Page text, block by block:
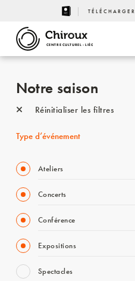
CENTRE CULTUREL - LIÈGE
Notre saison
Réinitialiser les filtres
Type d’événement
Ateliers
Concerts
Conférence
Expositions
Spectacles